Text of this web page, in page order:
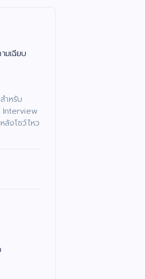
มเฉียบ
ำหรับ
Interview
งโชว์ไหว